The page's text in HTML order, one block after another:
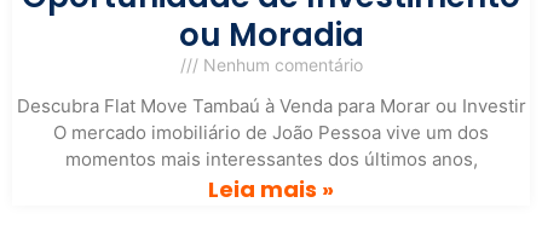
ou Moradia
Nenhum comentário
Descubra Flat Move Tambaú à Venda para Morar ou Investir
O mercado imobiliário de João Pessoa vive um dos
momentos mais interessantes dos últimos anos,
Leia mais »